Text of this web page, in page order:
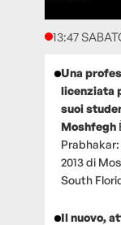
13:47
Una
licenziata
suoi
Moshfegh
Prabhakar:
2013 di
South
Il nuovo,